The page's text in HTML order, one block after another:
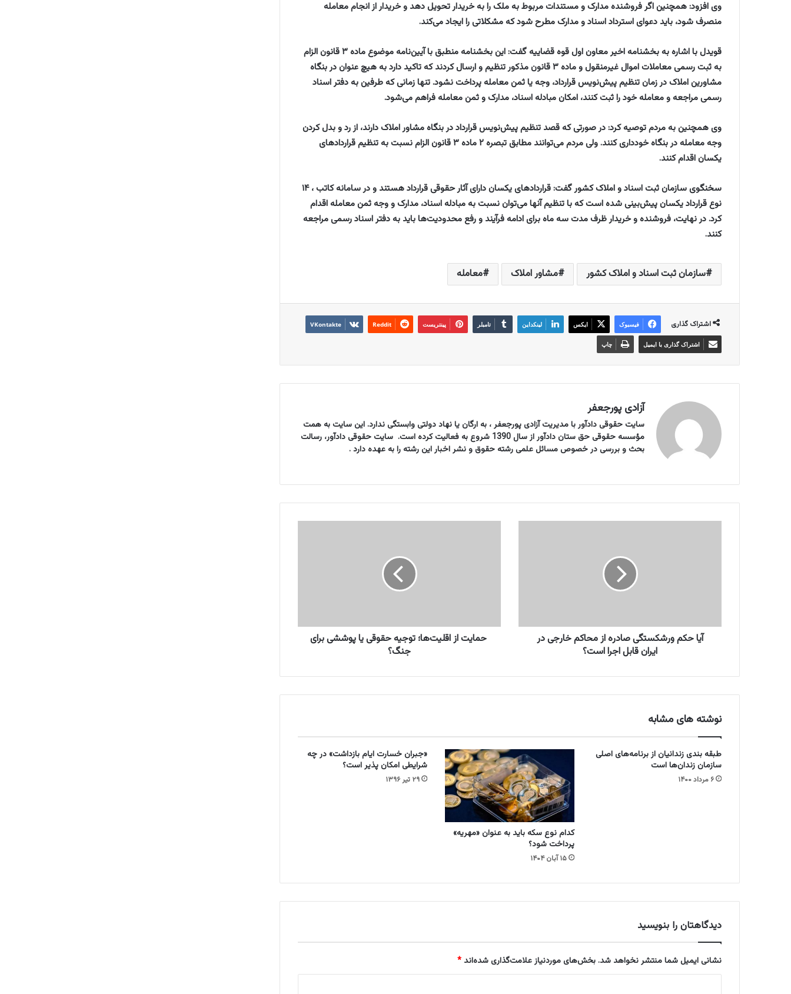
وی افزود: همچنین اگر فروشنده مدارک و مستندات مربوط به ملک را به خریدار تحویل دهد و خریدار از انجام معامله
منصرف شود، باید دعوای استرداد اسناد و مدارک مطرح شود که مشکلاتی را ایجاد می‌کند.
قویدل با اشاره به بخشنامه اخیر معاون اول قوه قضاییه گفت: این بخشنامه منطبق با آیین‌نامه موضوع ماده ۳ قانون الزام
به ثبت رسمی معاملات اموال غیرمنقول و ماده ۳ قانون مذکور تنظیم و ارسال کردند که تاکید دارد به هیچ عنوان در بنگاه
مشاورین املاک در زمان تنظیم پیش‌نویس قرارداد، وجه یا ثمن معامله پرداخت نشود. تنها زمانی که طرفین به دفتر اسناد
رسمی مراجعه و معامله خود را ثبت کنند، امکان مبادله اسناد، مدارک و ثمن معامله فراهم می‌شود.
وی همچنین به مردم توصیه کرد: در صورتی که قصد تنظیم پیش‌نویس قرارداد در بنگاه مشاور املاک دارند، از رد و بدل کردن
وجه معامله در بنگاه خودداری کنند. ولی مردم می‌توانند مطابق تبصره ۲ ماده ۳ قانون الزام نسبت به تنظیم قراردادهای
یکسان اقدام کنند.
سخنگوی سازمان ثبت اسناد و املاک کشور گفت: قراردادهای یکسان دارای آثار حقوقی قرارداد هستند و در سامانه کاتب ، ۱۴
نوع قرارداد یکسان پیش‌بینی شده است که با تنظیم آنها می‌توان نسبت به مبادله اسناد، مدارک و وجه ثمن معامله اقدام
کرد. در نهایت، فروشنده و خریدار ظرف مدت سه ماه برای ادامه فرآیند و رفع محدودیت‌ها باید به دفتر اسناد رسمی مراجعه
کنند.
سازمان ثبت اسناد و املاک کشور مشاور املاک معامله
اشتراک گذاری فیسبوک ایکس لینکداین تامبلر پینتریست Reddit
VKontakte
اشتراک گذاری با ایمیل چاپ
آزادی پورجعفر
سایت حقوقی دادآور با مدیریت آزادی پورجعفر ، به ارگان یا نهاد دولتی وابستگی ندارد. این سایت به همت
مؤسسه حقوقی حق ستان دادآور از سال 1390 شروع به فعالیت کرده است. سایت حقوقی دادآور، رسالت
بحث و بررسی در خصوص مسائل علمی رشته حقوق و نشر اخبار این رشته را به عهده دارد .
ش
گ
د
ر
ا
ز
ج
ر
ی
ر
ا
آیا حکم ورشکستگی صادره از محاکم خارجی در
ایران قابل اجرا است؟
ا
ت‌
و
ج
ی
ه
ح
ق
و
ق
ی
و
ر
ا
ی
حمایت از اقلیت‌ها؛ توجیه حقوقی یا پوششی برای
جنگ؟
نوشته های مشابه
طبقه بندی زندانیان از برنامه‌های اصلی
سازمان زندان‌ها است
۶ مرداد ۱۴۰۰
کدام نوع سکه باید به عنوان «مهریه»
پرداخت شود؟
۱۵ آبان ۱۴۰۴
«جبران خسارت ایام بازداشت» در چه
شرایطی امکان پذیر است؟
۲۹ تیر ۱۳۹۶
دیدگاهتان را بنویسید
نشانی ایمیل شما منتشر نخواهد شد.بخش‌های موردنیاز علامت‌گذاری شده‌اند *